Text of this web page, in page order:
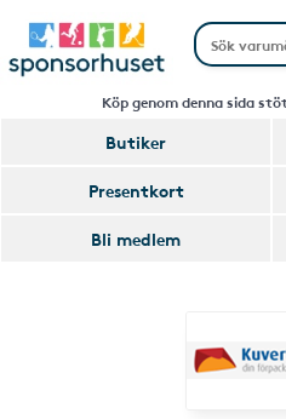
Köp genom denna sida
Butiker
Presentkort
Bli medlem